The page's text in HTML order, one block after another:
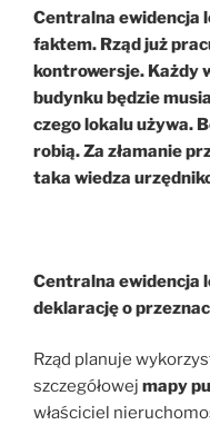
Centralna ewidencja
faktem. Rząd już
kontrowersje. Każdy
budynku będzie
czego lokalu używa.
robią. Za złamanie
taka wiedza
Centralna ewidencja
deklarację o
Rząd planuje
szczegółowej mapy
właściciel